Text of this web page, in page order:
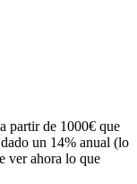
partir de 1000€ que
un 14% anual (lo
ver ahora lo que